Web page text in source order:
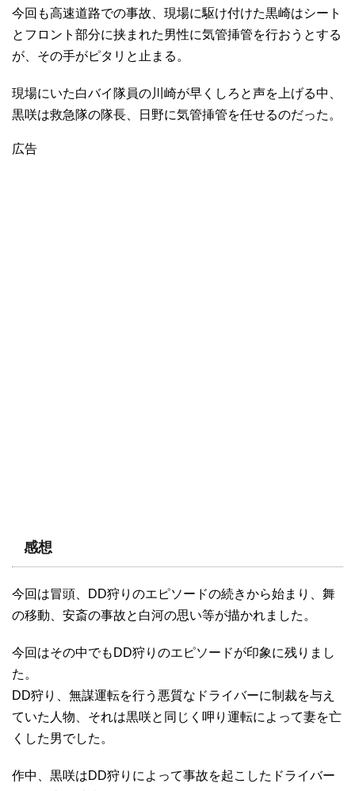
今回も高速道路での事故、現場に駆け付けた黒崎はシート
とフロント部分に挟まれた男性に気管挿管を行おうとする
が、その手がピタリと止まる。
現場にいた白バイ隊員の川崎が早くしろと声を上げる中、
黒咲は救急隊の隊長、日野に気管挿管を任せるのだった。
広告
感想
今回は冒頭、DD狩りのエピソードの続きから始まり、舞
の移動、安斎の事故と白河の思い等が描かれました。
今回はその中でもDD狩りのエピソードが印象に残りまし
た。
DD狩り、無謀運転を行う悪質なドライバーに制裁を与え
ていた人物、それは黒咲と同じく呷り運転によって妻を亡
くした男でした。
作中、黒咲はDD狩りによって事故を起こしたドライバー